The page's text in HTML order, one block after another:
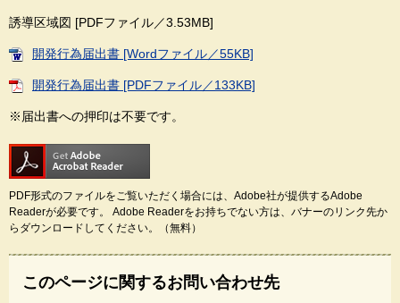
誘導区域図 [PDFファイル／3.53MB]
開発行為届出書 [Wordファイル／55KB]
開発行為届出書 [PDFファイル／133KB]
※届出書への押印は不要です。
PDF形式のファイルをご覧いただく場合には、Adobe社が提供するAdobe
Readerが必要です。
Adobe Readerをお持ちでない方は、バナーのリンク先か
らダウンロードしてください。（無料）
このページに関するお問い合わせ先